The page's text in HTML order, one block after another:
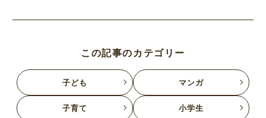
この記事のカテゴリー
子ども マンガ
子育て 小学生